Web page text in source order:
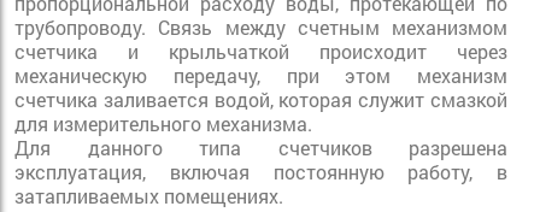
трубопроводу. Связь между счетным механизмом
счетчика и крыльчаткой происходит через
механическую передачу, при этом механизм
счетчика заливается водой, которая служит смазкой
для измерительного механизма.
Для данного типа счетчиков разрешена
эксплуатация, включая постоянную работу, в
затапливаемых помещениях.